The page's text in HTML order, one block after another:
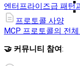
엔터프라이즈급 패턴
프로토콜 사양
MCP 프로토콜의 전
🤝 커뮤니티 참여: